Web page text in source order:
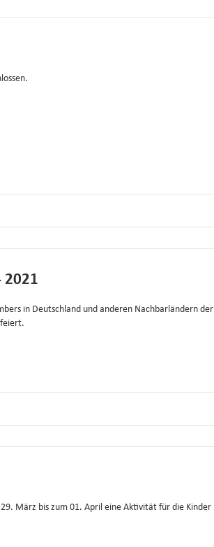
in Deutschland und anderen Nachbarländern der
März bis zum 01. April eine Aktivität für die Kinder